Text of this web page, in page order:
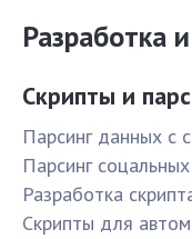
Разработка
Скрипты и
Парсинг данных с
Парсинг
Разработка
Скрипты для